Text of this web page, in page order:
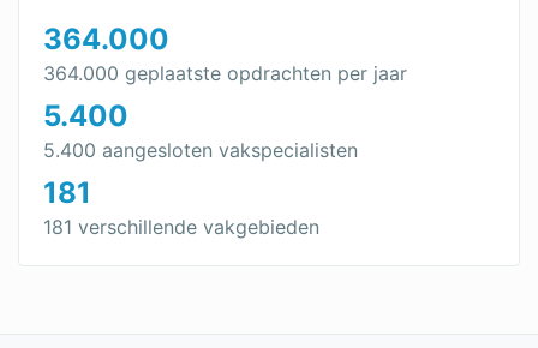
364.000
364.000 geplaatste opdrachten per jaar
5.400
5.400 aangesloten vakspecialisten
181
181 verschillende vakgebieden